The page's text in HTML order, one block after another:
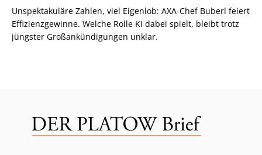
Unspektakuläre Zahlen, viel Eigenlob: AXA-Chef Buberl feiert
Effizienzgewinne. Welche Rolle KI dabei spielt, bleibt trotz
jüngster Großankündigungen unklar.